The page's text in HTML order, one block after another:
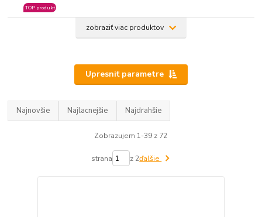
TOP produkt
zobraziť viac produktov
Upresniť parametre
Najnovšie Najlacnejšie Najdrahšie
Zobrazujem 1-39 z 72
strana z 2ďalšie